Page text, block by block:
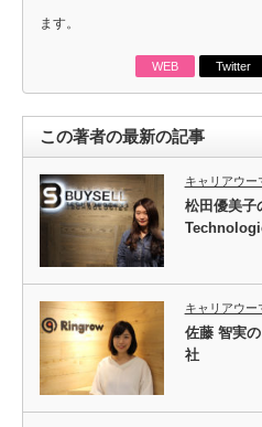
ます。
WEB Twitter
この著者の最新の記事
キャリアウー
松田優美子
キャリアウー
佐藤 智実
社